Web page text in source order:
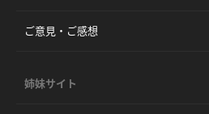
ご意見・ご感想
姉妹サイト